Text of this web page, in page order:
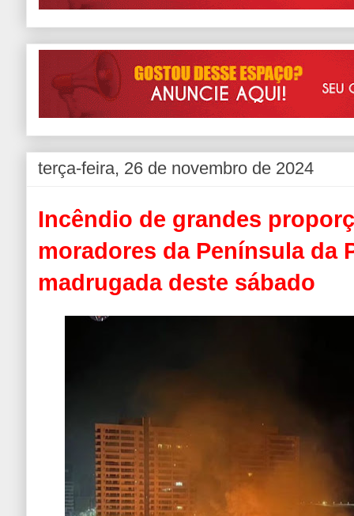
terça-feira, 26 de novembro de 2024
Incêndio de grandes
moradores da Península da
madrugada deste sábado